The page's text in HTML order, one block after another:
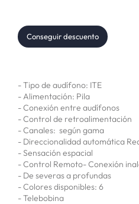
Conseguir descuento
- Tipo de audífono: ITE
- Alimentación: Pila
- Conexión entre audífonos
- Control de retroalimentación
- Canales: según gama
- Direccionalidad automática
- Sensación espacial
- Control Remoto- Conexión
- De severas a profundas
- Colores disponibles: 6
- Telebobina